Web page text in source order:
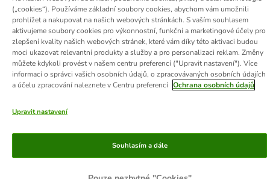
Zákon o digitálních službách
Likvidace baterií
Kontakt
Poštovné a dodací termín
Způsoby platby
Partnerský program
Ochrana osobních údajů
Ochrana osobních údajů
Prohlášení o přístupnosti
© zooplus SE2026
(„cookies“). Používáme základní soubory cookies, abychom vám umožnili
prohlížet a nakupovat na našich webových stránkách. S vaším souhlasem
aktivujeme soubory cookies pro výkonnostní, funkční a marketingové účely pro
zlepšení kvality našich webových stránek, které vám díky této aktivaci budou
moci ukazovat relevantní produkty a služby a pro personalizaci reklam. Změny
můžete kdykoli provést v našem centru preferencí ("Upravit nastavení"). Více
informací o správci vašich osobních údajů, o zpracovávaných osobních údajích
a účelu zpracování naleznete v Centru preferencí Ochrana osobních údajů
Upravit nastavení
Souhlasím a dále